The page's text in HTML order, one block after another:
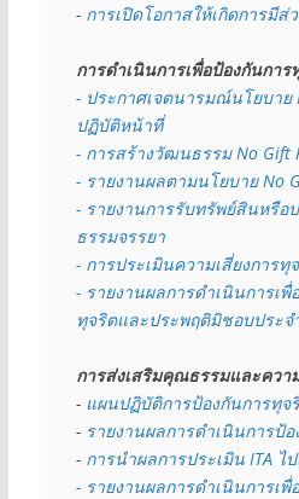
- การเปิดโอกาสให้เกิดการมีส่
การดำเนินการเพื่อป้องกันการ
- ประกาศเจตนารมณ์นโยบาย
ปฏิบัติหน้าที่
- การสร้างวัฒนธรรม No Gift
- รายงานผลตามนโยบาย No
- รายงานการรับทรัพย์สินหรือ
ธรรมจรรยา
- การประเมินความเสี่ยงการทุ
- รายงานผลการดำเนินการเพื่
ทุจริตและประพฤติมิชอบประจ
การส่งเสริมคุณธรรมและควา
- แผนปฏิบัติการป้องกันการทุจ
- รายงานผลการดำเนินการป้
- การนำผลการประเมิน ITA
- รายงานผลการดำเนินการเ